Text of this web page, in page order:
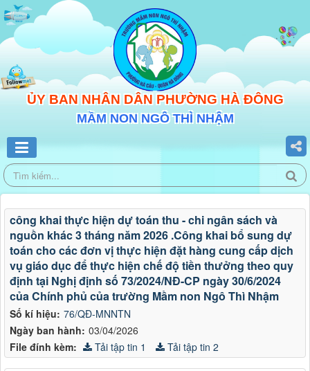
ỦY BAN NHÂN DÂN PHƯỜNG HÀ ĐÔNG
MẦM NON NGÔ THÌ NHẬM
Số kí hiệu: 76/QĐ-MNNTN
Ngày ban hành: 03/04/2026
công khai thực hiện dự toán thu - chi ngân sách và
nguồn khác 3 tháng năm 2026 .Công khai bổ sung dự
toán cho các đơn vị thực hiện đặt hàng cung cấp dịch
vụ giáo dục để thực hiện chế độ tiền thưởng theo quy
định tại Nghị định số 73/2024/NĐ-CP ngày 30/6/2024
của Chính phủ của trường Mầm non Ngô Thì Nhậm
File đính kèm: Tải tập tin 1 Tải tập tin 2